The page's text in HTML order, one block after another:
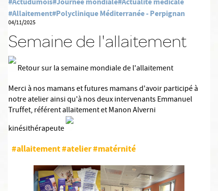
#Allaitement#Polyclinique Méditerranée - Perpignan
04/11/2025
Semaine de l'allaitement
Retour sur la semaine mondiale de l'allaitement
Merci à nos mamans et futures mamans d'avoir participé à
notre atelier ainsi qu'à nos deux intervenants Emmanuel
Truffet, référent allaitement et Manon Alverni
kinésithérapeute
#allaitement#atelier#matérnité